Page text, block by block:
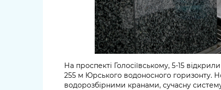
На проспекті Голосіївському, 5-15
255 м Юрського водоносного горизонту.
водорозбірними кранами, сучасну